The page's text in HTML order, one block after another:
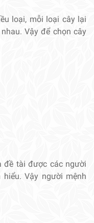
loại, mỗi loại cây lại
Vậy để chọn cây
đề tài được các người
Vậy người mệnh